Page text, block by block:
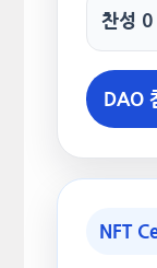
찬성 0
DAO
NFT